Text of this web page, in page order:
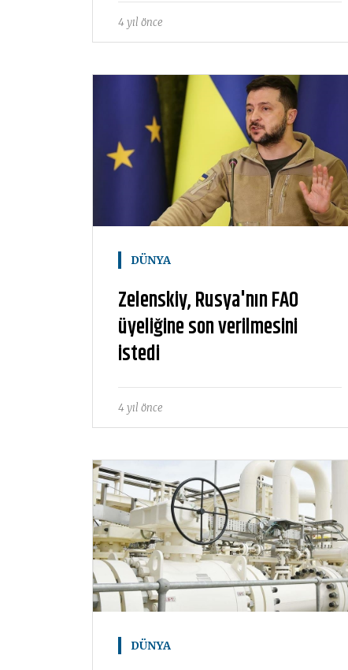
4 yıl önce
DÜNYA
Zelenskiy, Rusya'nın FAO
üyeliğine son verilmesini
istedi
4 yıl önce
DÜNYA